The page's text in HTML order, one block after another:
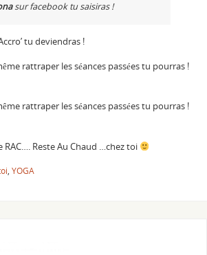
sur facebook tu saisiras !
tu deviendras !
rattraper les séances passées tu pourras !
rattraper les séances passées tu pourras !
RAC…. Reste Au Chaud …chez toi
,YOGA